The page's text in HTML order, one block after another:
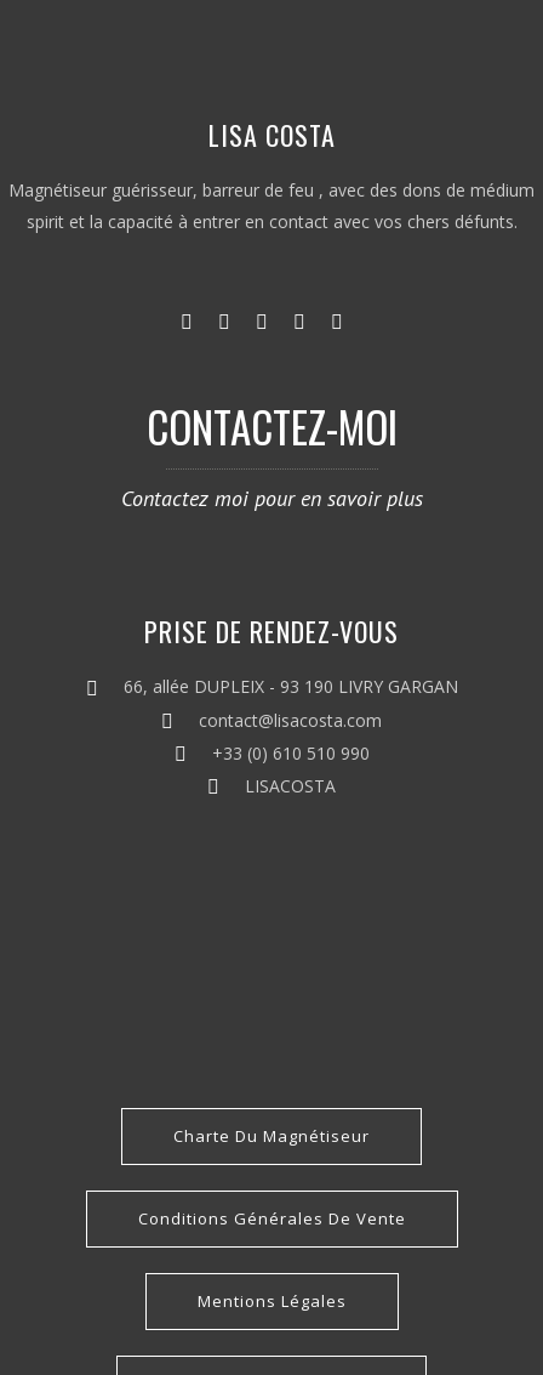
LISA COSTA
Magnétiseur guérisseur, barreur de feu , avec des dons de médium
spirit et la capacité à entrer en contact avec vos chers défunts.
CONTACTEZ-MOI
Contactez moi pour en savoir plus
PRISE DE RENDEZ-VOUS
66, allée DUPLEIX - 93 190 LIVRY GARGAN
contact@lisacosta.com
+33 (0) 610 510 990
LISACOSTA
Charte Du Magnétiseur
Conditions Générales De Vente
Mentions Légales